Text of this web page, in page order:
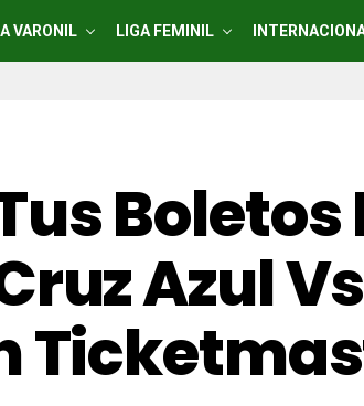
VARONIL LIGA FEMINIL
Boletos
Azul